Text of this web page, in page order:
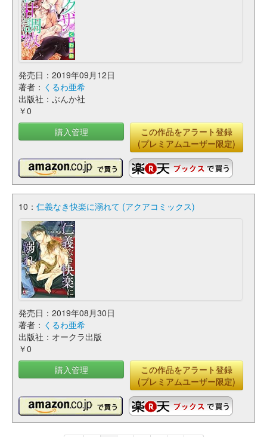
発売日：2019年09月12日
著者： くるわ亜希
出版社：ぶんか社
￥0
購入管理
この作品をアラート登録
(プレミアムユーザー限定)
10： 仁義なき快楽に溺れて (アクアコミックス)
発売日：2019年08月30日
著者： くるわ亜希
出版社：オークラ出版
￥0
購入管理
この作品をアラート登録
(プレミアムユーザー限定)